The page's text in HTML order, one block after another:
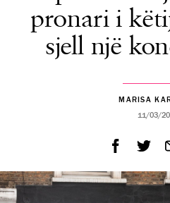
pronari i
sjell një
MARISA
11/03/